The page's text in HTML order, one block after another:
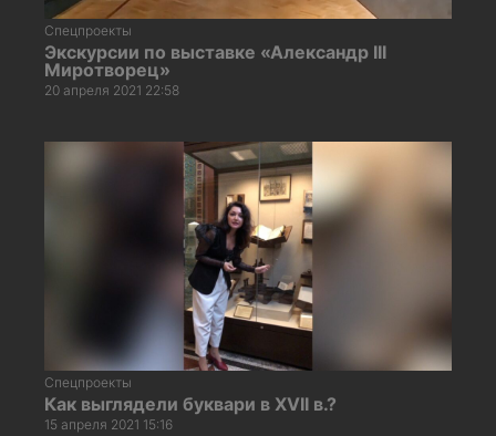
Спецпроекты
Экскурсии по выставке «Александр III
Миротворец»
20 апреля 2021 22:58
Спецпроекты
Как выглядели буквари в XVII в.?
15 апреля 2021 15:16